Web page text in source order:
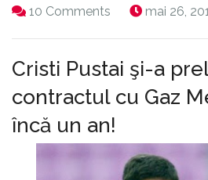
10 Comments mai 26,
Cristi Pustai şi-a
contractul cu Gaz
încă un an!